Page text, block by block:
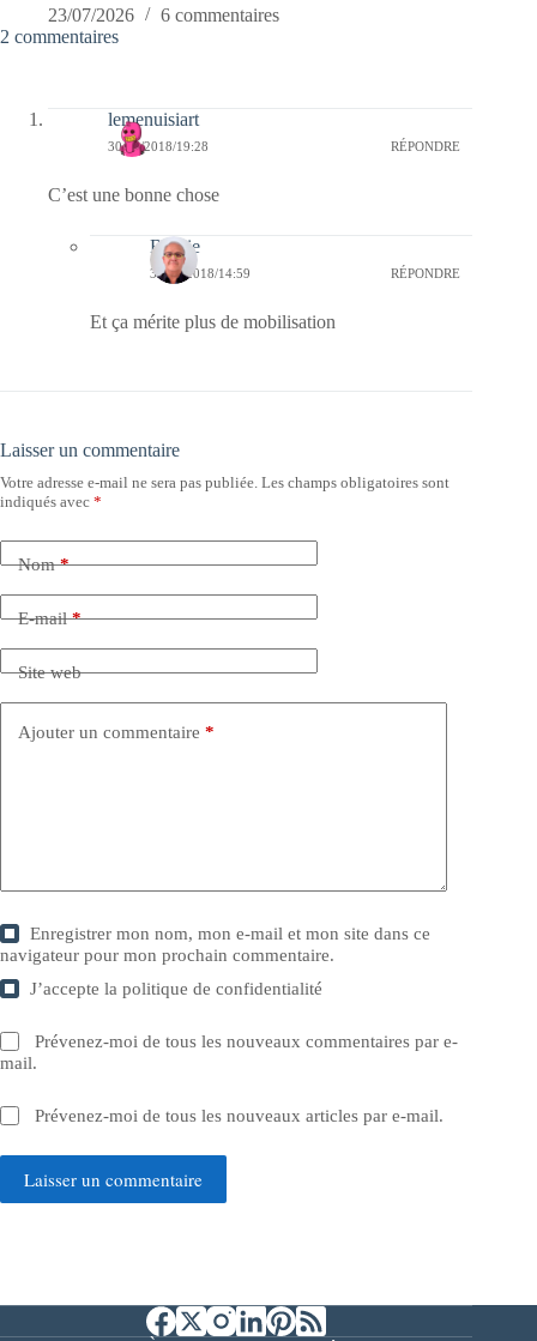
23/07/2026
6 commentaires
2 commentaires
lemenuisiart
30/05/2018/19:28 RÉPONDRE
C’est une bonne chose
Bernie
31/05/2018/14:59 RÉPONDRE
Et ça mérite plus de mobilisation
Laisser un commentaire
Votre adresse e-mail ne sera pas publiée. Les champs obligatoires sont
indiqués avec *
Nom*
E-mail*
Site web
Ajouter un commentaire *
Enregistrer mon nom, mon e-mail et mon site dans ce
navigateur pour mon prochain commentaire.
J’accepte lapolitique de confidentialité
Prévenez-moi de tous les nouveaux commentaires par e-
mail.
Prévenez-moi de tous les nouveaux articles par e-mail.
Laisser un commentaire